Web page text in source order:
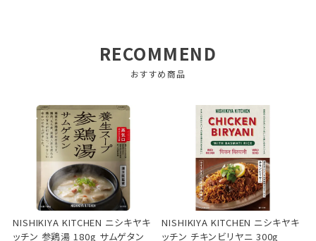
RECOMMEND
おすすめ商品
NISHIKIYA KITCHEN ニシキヤキ
ッチン 参鶏湯 180g サムゲタン
NISHIKIYA KITCHEN ニシキヤキ
ッチン チキンビリヤニ 300g